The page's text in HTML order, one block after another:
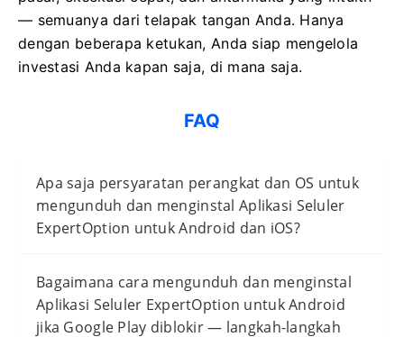
— semuanya dari telapak tangan Anda. Hanya
dengan beberapa ketukan, Anda siap mengelola
investasi Anda kapan saja, di mana saja.
FAQ
Apa saja persyaratan perangkat dan OS untuk
mengunduh dan menginstal Aplikasi Seluler
ExpertOption untuk Android dan iOS?
Bagaimana cara mengunduh dan menginstal
Aplikasi Seluler ExpertOption untuk Android
jika Google Play diblokir — langkah-langkah